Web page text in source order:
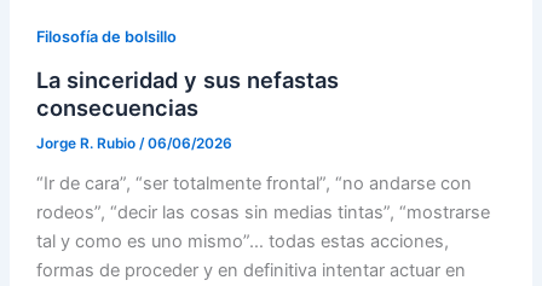
Filosofía de bolsillo
La sinceridad y sus nefastas
consecuencias
Jorge R. Rubio /06/06/2026
“Ir de cara”, “ser totalmente frontal”, “no andarse con
rodeos”, “decir las cosas sin medias tintas”, “mostrarse
tal y como es uno mismo”… todas estas acciones,
formas de proceder y en definitiva intentar actuar en